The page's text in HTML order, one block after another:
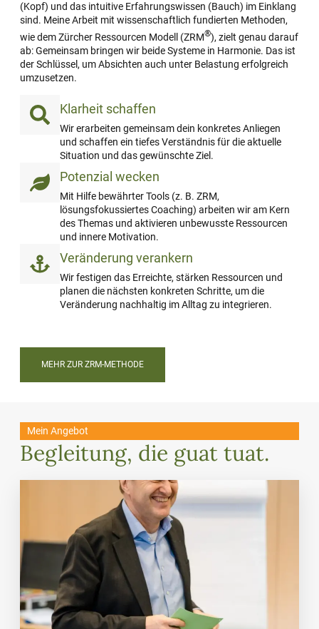
(Kopf) und das intuitive Erfahrungswissen (Bauch) im Einklang
sind. Meine Arbeit mit wissenschaftlich fundierten Methoden,
wie dem Zürcher Ressourcen Modell (ZRM®), zielt genau darauf
ab: Gemeinsam bringen wir beide Systeme in Harmonie. Das ist
der Schlüssel, um Absichten auch unter Belastung erfolgreich
umzusetzen.
Klarheit schaffen
Wir erarbeiten gemeinsam dein konkretes Anliegen
und schaffen ein tiefes Verständnis für die aktuelle
Situation und das gewünschte Ziel.
Potenzial wecken
Mit Hilfe bewährter Tools (z. B. ZRM,
lösungsfokussiertes Coaching) arbeiten wir am Kern
des Themas und aktivieren unbewusste Ressourcen
und innere Motivation.
Veränderung verankern
Wir festigen das Erreichte, stärken Ressourcen und
planen die nächsten konkreten Schritte, um die
Veränderung nachhaltig im Alltag zu integrieren.
MEHR ZUR ZRM-METHODE
Mein Angebot
Begleitung, die guat tuat.